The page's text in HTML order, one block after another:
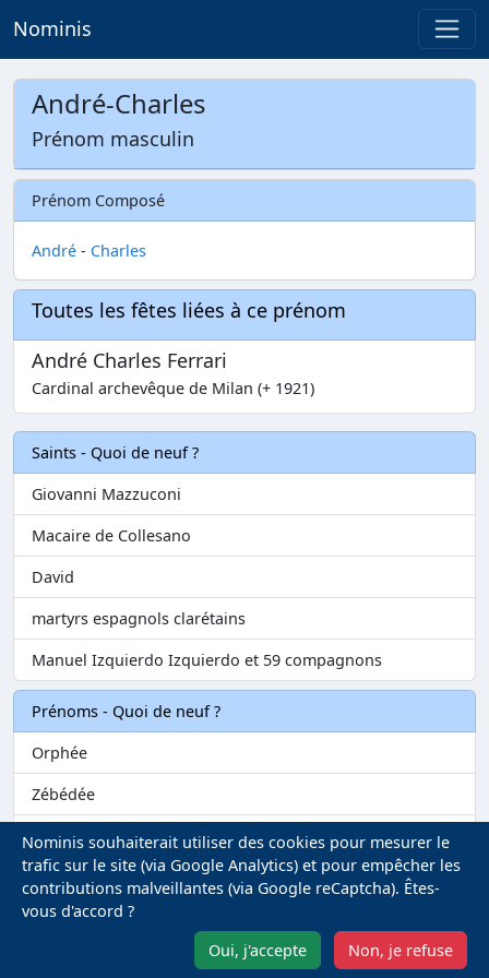
Nominis
André-Charles
Prénom masculin
Prénom Composé
André - Charles
Toutes les fêtes liées à ce prénom
André Charles Ferrari
Cardinal archevêque de Milan (+ 1921)
Saints - Quoi de neuf ?
Giovanni Mazzuconi
Macaire de Collesano
David
martyrs espagnols clarétains
Manuel Izquierdo Izquierdo et 59 compagnons
Prénoms - Quoi de neuf ?
Orphée
Zébédée
Melvil
Matilin
Marie-Fontenelle
Mentions légales- Gestion des Cookies
Nominis souhaiterait utiliser des cookies pour mesurer le
trafic sur le site (via Google Analytics) et pour empêcher les
contributions malveillantes (via Google reCaptcha). Êtes-
vous d'accord ?
Oui, j'accepte
Non, je refuse